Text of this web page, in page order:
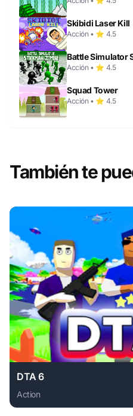
Skibidi Laser Kill
Acción • ⭐ 4.5
Battle Simulator
Acción • ⭐ 4.5
Squad Tower
Acción • ⭐ 4.5
También te
DTA 6
Action
Play DTA 6 online free.